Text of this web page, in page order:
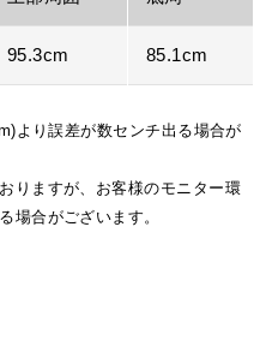
95.3cm 85.1cm
より誤差が数センチ出る場合が
りますが、お客様のモニター環
場合がございます。